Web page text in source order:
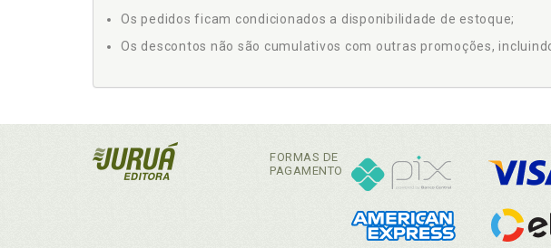
Os pedidos ficam condicionados a disponibilidade de estoque;
Os descontos não são cumulativos com outras promoções, incluindo
FORMAS DE
PAGAMENTO